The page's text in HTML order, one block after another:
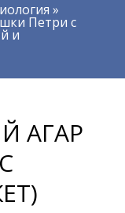
»
Петри с
и
АГАР